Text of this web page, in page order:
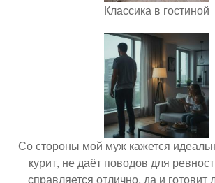
Классика в гостиной
Со стороны мой муж кажется
курит, не даёт поводов для
справляется отлично, да и готовит